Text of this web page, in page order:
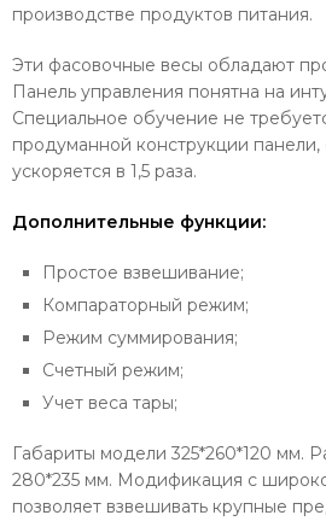
производстве продуктов питания.
Эти фасовочные весы обладают
Панель управления понятна на
Специальное обучение не
продуманной конструкции
ускоряется в 1,5 раза.
Дополнительные функции:
Простое взвешивание;
Компараторный режим;
Режим суммирования;
Счетный режим;
Учет веса тары;
Габариты модели 325*260*120 мм.
280*235 мм. Модификация с
позволяет взвешивать крупные